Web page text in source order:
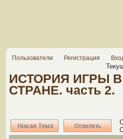
Пользователи Регистрация
ИСТОРИЯ ИГРЫ
СТРАНЕ. часть 2.